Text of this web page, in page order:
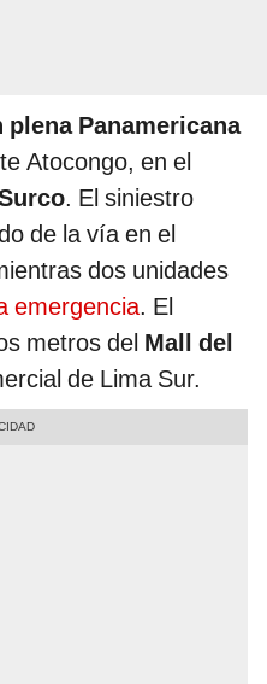
Panamericana
Atocongo, en el
. El siniestro
de la vía en el
dos unidades
emergencia. El
metros del Mall del
de Lima Sur.